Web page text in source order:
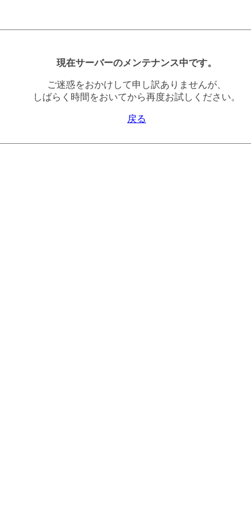
現在サーバーのメンテナンス中です。
ご迷惑をおかけして申し訳ありませんが、
しばらく時間をおいてから再度お試しください。
戻る